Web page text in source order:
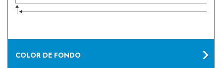
COLOR DE FONDO